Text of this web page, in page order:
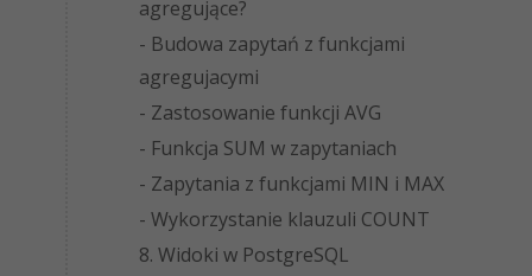
agregujące?
- Budowa zapytań z funkcjami
agregujacymi
- Zastosowanie funkcji AVG
- Funkcja SUM w zapytaniach
- Zapytania z funkcjami MIN i MAX
- Wykorzystanie klauzuli COUNT
8. Widoki w PostgreSQL